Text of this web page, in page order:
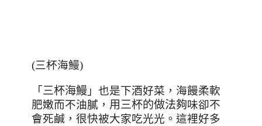
(三杯海鰻)
「 三杯海鰻 」也是下酒好菜，海饅柔軟
肥嫩而不油膩， 用三杯的做法夠味卻不
會死鹹，很快被大家吃光光。這裡好多